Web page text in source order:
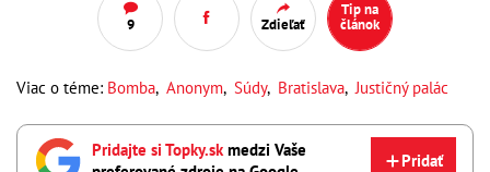
9 Zdieľať
Tip na
článok
Viac o téme: Bomba, Anonym, Súdy, Bratislava,Justičný palác
Pridajte si Topky.sk medzi Vaše
Pridať